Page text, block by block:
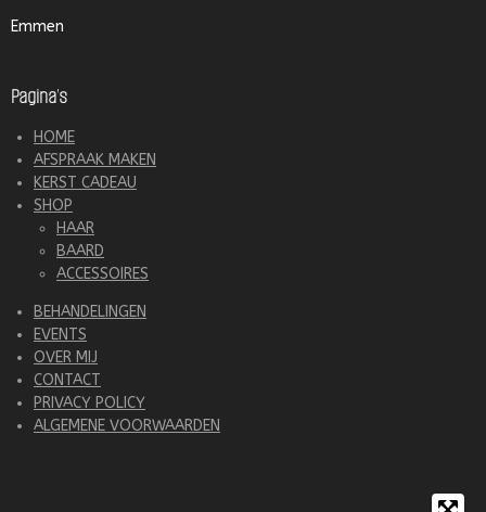
Emmen
Pagina's
HOME
AFSPRAAK MAKEN
KERST CADEAU
SHOP
HAAR
BAARD
ACCESSOIRES
BEHANDELINGEN
EVENTS
OVER MIJ
CONTACT
PRIVACY POLICY
ALGEMENE VOORWAARDEN